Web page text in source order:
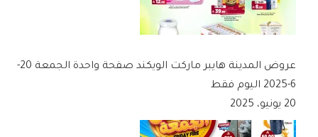
عروض المدينة هايبر ماركت الويكند صفحة واحدة الجمعة 20-
6-2025 اليوم فقط
20 يونيو، 2025